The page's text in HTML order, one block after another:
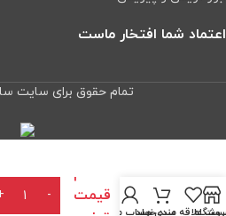
اعتماد شما افتخار ماست
تمام حقوق برای سایت
علاقه مندی ها
سبد خریدحساب من
پلكان و
آسانسور
استعلام
قيمت